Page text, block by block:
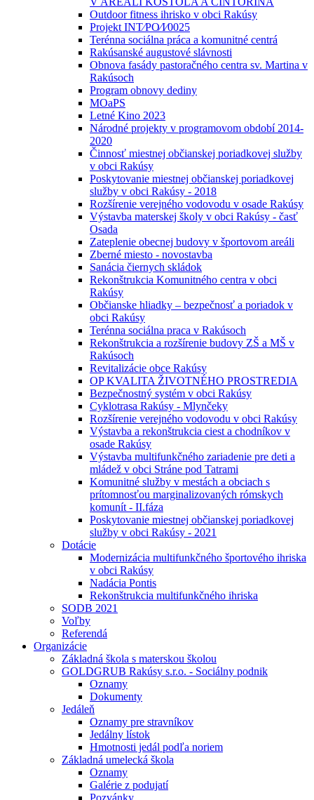
Outdoor fitness ihrisko v obci Rakúsy
Projekt INT⁄PO⁄I⁄0025
Terénna sociálna práca a komunitné centrá
Rakúsanské augustové slávnosti
Obnova fasády pastoračného centra sv. Martina v
Rakúsoch
Program obnovy dediny
MOaPS
Letné Kino 2023
Národné projekty v programovom období 2014-
2020
Činnosť miestnej občianskej poriadkovej služby
v obci Rakúsy
Poskytovanie miestnej občianskej poriadkovej
služby v obci Rakúsy - 2018
Rozšírenie verejného vodovodu v osade Rakúsy
Výstavba materskej školy v obci Rakúsy - časť
Osada
Zateplenie obecnej budovy v športovom areáli
Zberné miesto - novostavba
Sanácia čiernych skládok
Rekonštrukcia Komunitného centra v obci
Rakúsy
Občianske hliadky – bezpečnosť a poriadok v
obci Rakúsy
Terénna sociálna praca v Rakúsoch
Rekonštrukcia a rozšírenie budovy ZŠ a MŠ v
Rakúsoch
Revitalizácie obce Rakúsy
OP KVALITA ŽIVOTNÉHO PROSTREDIA
Bezpečnostný systém v obci Rakúsy
Cyklotrasa Rakúsy - Mlynčeky
Rozšírenie verejného vodovodu v obci Rakúsy
Výstavba a rekonštrukcia ciest a chodníkov v
osade Rakúsy
Výstavba multifunkčného zariadenie pre deti a
mládež v obci Stráne pod Tatrami
Komunitné služby v mestách a obciach s
prítomnosťou marginalizovaných rómskych
komunít - II.fáza
Poskytovanie miestnej občianskej poriadkovej
služby v obci Rakúsy - 2021
Dotácie
Modernizácia multifunkčného športového ihriska
v obci Rakúsy
Nadácia Pontis
Rekonštrukcia multifunkčného ihriska
SODB 2021
Voľby
Referendá
Organizácie
Základná škola s materskou školou
GOLDGRUB Rakúsy s.r.o. - Sociálny podnik
Oznamy
Dokumenty
Jedáleň
Oznamy pre stravníkov
Jedálny lístok
Hmotnosti jedál podľa noriem
Základná umelecká škola
Oznamy
Galérie z podujatí
Pozvánky